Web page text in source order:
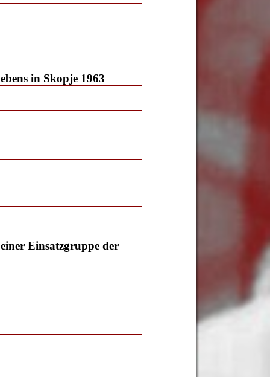
in Skopje 1963
Einsatzgruppe der